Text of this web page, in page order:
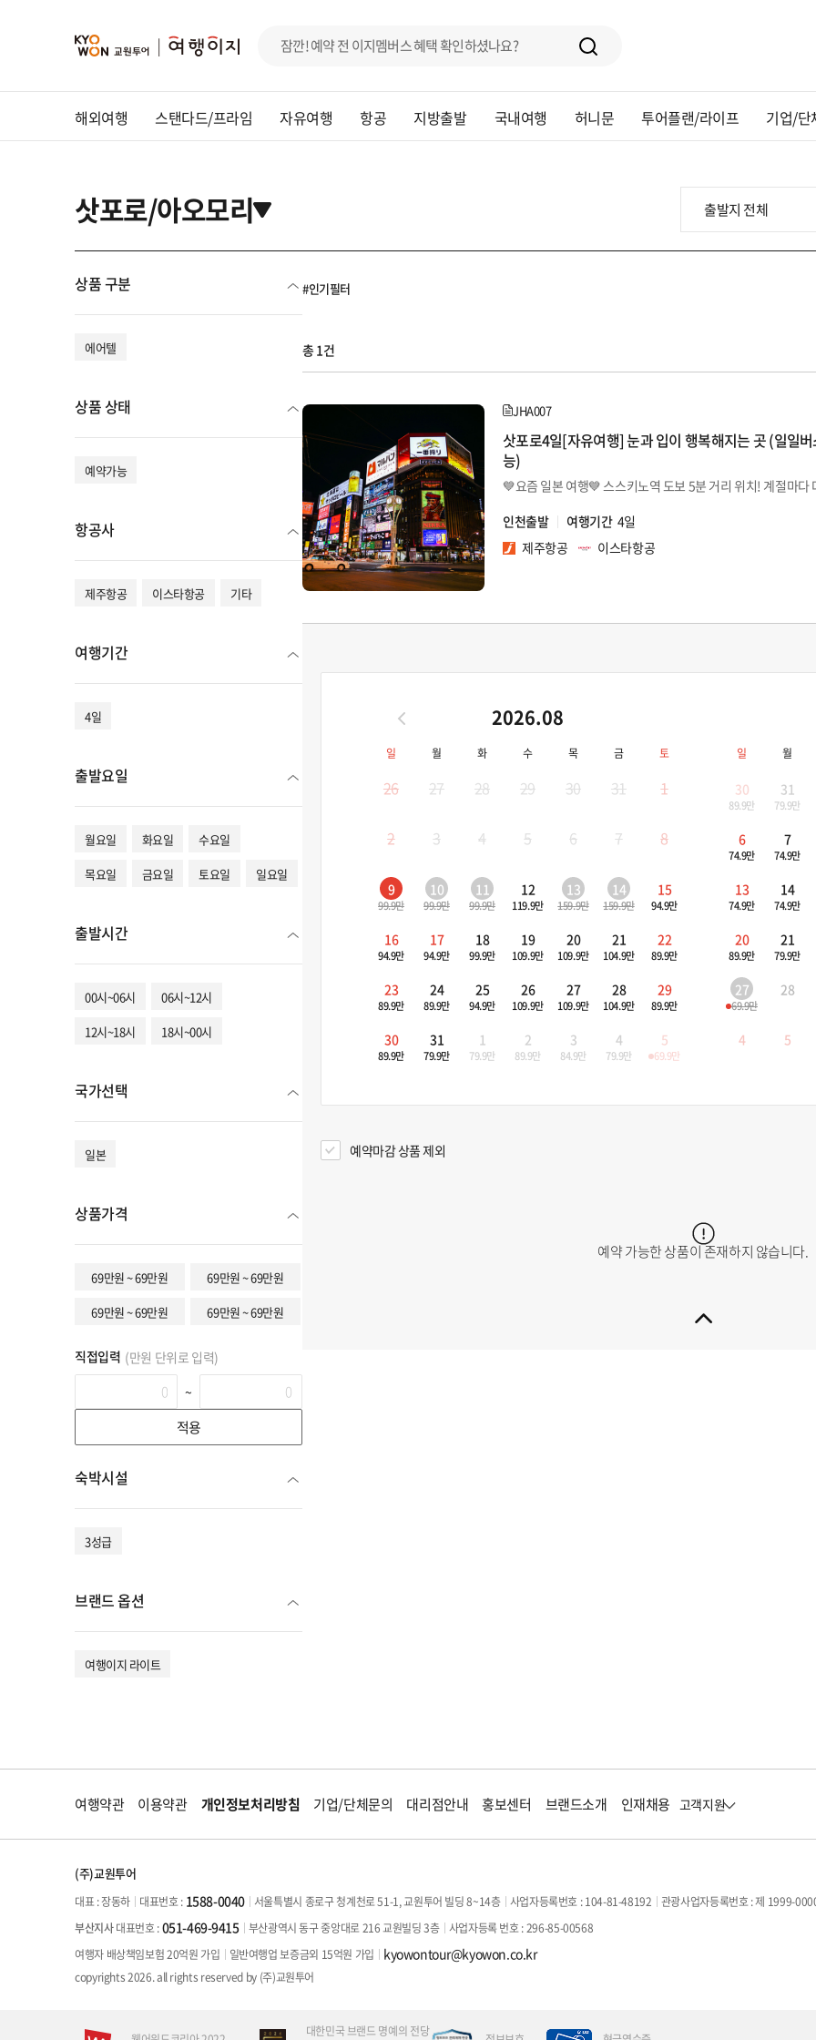
해외여행 스탠다드/프라임 자유여행 항공 지방출발 국내여행 허니문 투어플랜/라이프 기업/단
삿포로/아오모리
상품 구분
에어텔
상품 상태
예약가능
항공사
제주항공 이스타항공 기타
여행기간
4일
출발요일
월요일 화요일
수요일
목요일
금요일 토요일 일요일
출발시간
00시~06시
06시~12시
12시~18시
18시~00시
국가선택
일본
상품가격
69만원 ~ 69만원
69만원 ~ 69만원
69만원 ~ 69만원
69만원 ~ 69만원
직접입력 (만원 단위로 입력)
~
적용
숙박시설
3성급
브랜드 옵션
여행이지 라이트
#인기필터
총 1건
JHA007
삿포로4일[자유여행] 눈과 입이 행복해지는 곳 (일일
능)
인천출발
여행기간 4일
제주항공
이스타항공
2026.08
일 월 화 수 목 금 토
26 27 28 29 30 31 1
2 3 4 5 6 7 8
9
99.9만
10
99.9만
11
99.9만
12
119.9만
13
159.9만
14
159.9만
15
94.9만
16
94.9만
17
94.9만
18
99.9만
19
109.9만
20
109.9만
21
104.9만
22
89.9만
23
89.9만
24
89.9만
25
94.9만
26
109.9만
27
109.9만
28
104.9만
29
89.9만
30
89.9만
31
79.9만
1
79.9만
2
89.9만
3
84.9만
4
79.9만
5
69.9만
일 월
30
89.9만
31
79.9만
6
74.9만
7
74.9만
13
74.9만
14
74.9만
20
89.9만
21
79.9만
27
69.9만
28
4 5
예약마감 상품 제외
예약 가능한 상품이 존재하지 않습니다.
여행약관 이용약관 개인정보처리방침 기업/단체문의 대리점안내 홍보센터 브랜드소개 인재채용 고객지원
(주)교원투어
대표 : 장동하 대표번호 : 1588-0040 서울특별시 종로구 청계천로 51-1, 교원투어 빌딩 8~14층 사업자등록번호 : 104-81-48192 관광사업자등록번호 : 제 1999-
부산지사대표번호 :051-469-9415 부산광역시 동구 중앙대로 216 교원빌딩 3층 사업자등록 번호 : 296-85-00568
여행자 배상책임보험 20억원 가입
일반여행업 보증금외 15억원 가입 kyowontour@kyowon.co.kr
copyrights 2026. all rights reserved by (주)교원투어
대한민국 브랜드 명예의 전당